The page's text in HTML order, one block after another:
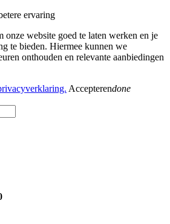
ervaring
onze website goed te laten werken en je
te bieden. Hiermee kunnen we
onthouden en relevante aanbiedingen
Accepterendone